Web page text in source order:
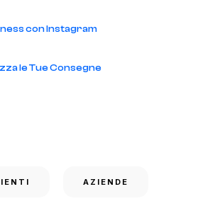
con Instagram
le Tue Consegne
AZIENDE